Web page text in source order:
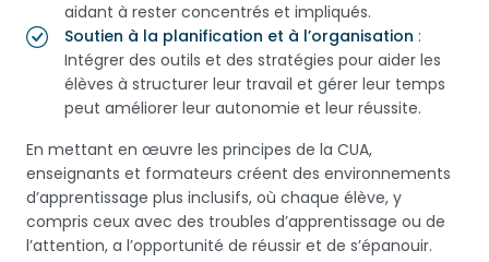
aidant à rester concentrés et impliqués.
Soutien à la planification et à l’organisation :
Intégrer des outils et des stratégies pour aider les
élèves à structurer leur travail et gérer leur temps
peut améliorer leur autonomie et leur réussite.
En mettant en œuvre les principes de la CUA,
enseignants et formateurs créent des environnements
d’apprentissage plus inclusifs, où chaque élève, y
compris ceux avec des troubles d’apprentissage ou de
l’attention, a l’opportunité de réussir et de s’épanouir.